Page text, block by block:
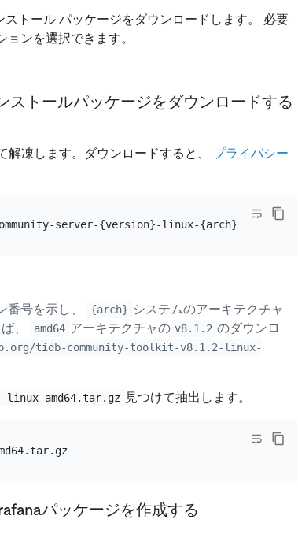
ストール パッケージをダウンロードします。 必要
ョンを選択できます。
ストールパッケージをダウンロードする
凍します。ダウンロードすると、 プライバシー
https://download.pingcap.org/tidb-community-server-{version}-linux-{arch}.tar.gz
番号を示し、 {arch} システムのアーキテクチャ
、 amd64 アーキテクチャの v8.1.2 のダウンロ
tidb-community-toolkit-v8.1.2-linux-
linux-amd64.tar.gz 見つけて抽出します。
tar -xzf grafana-v{version}-linux-amd64.tar.gz
パッケージを作成する